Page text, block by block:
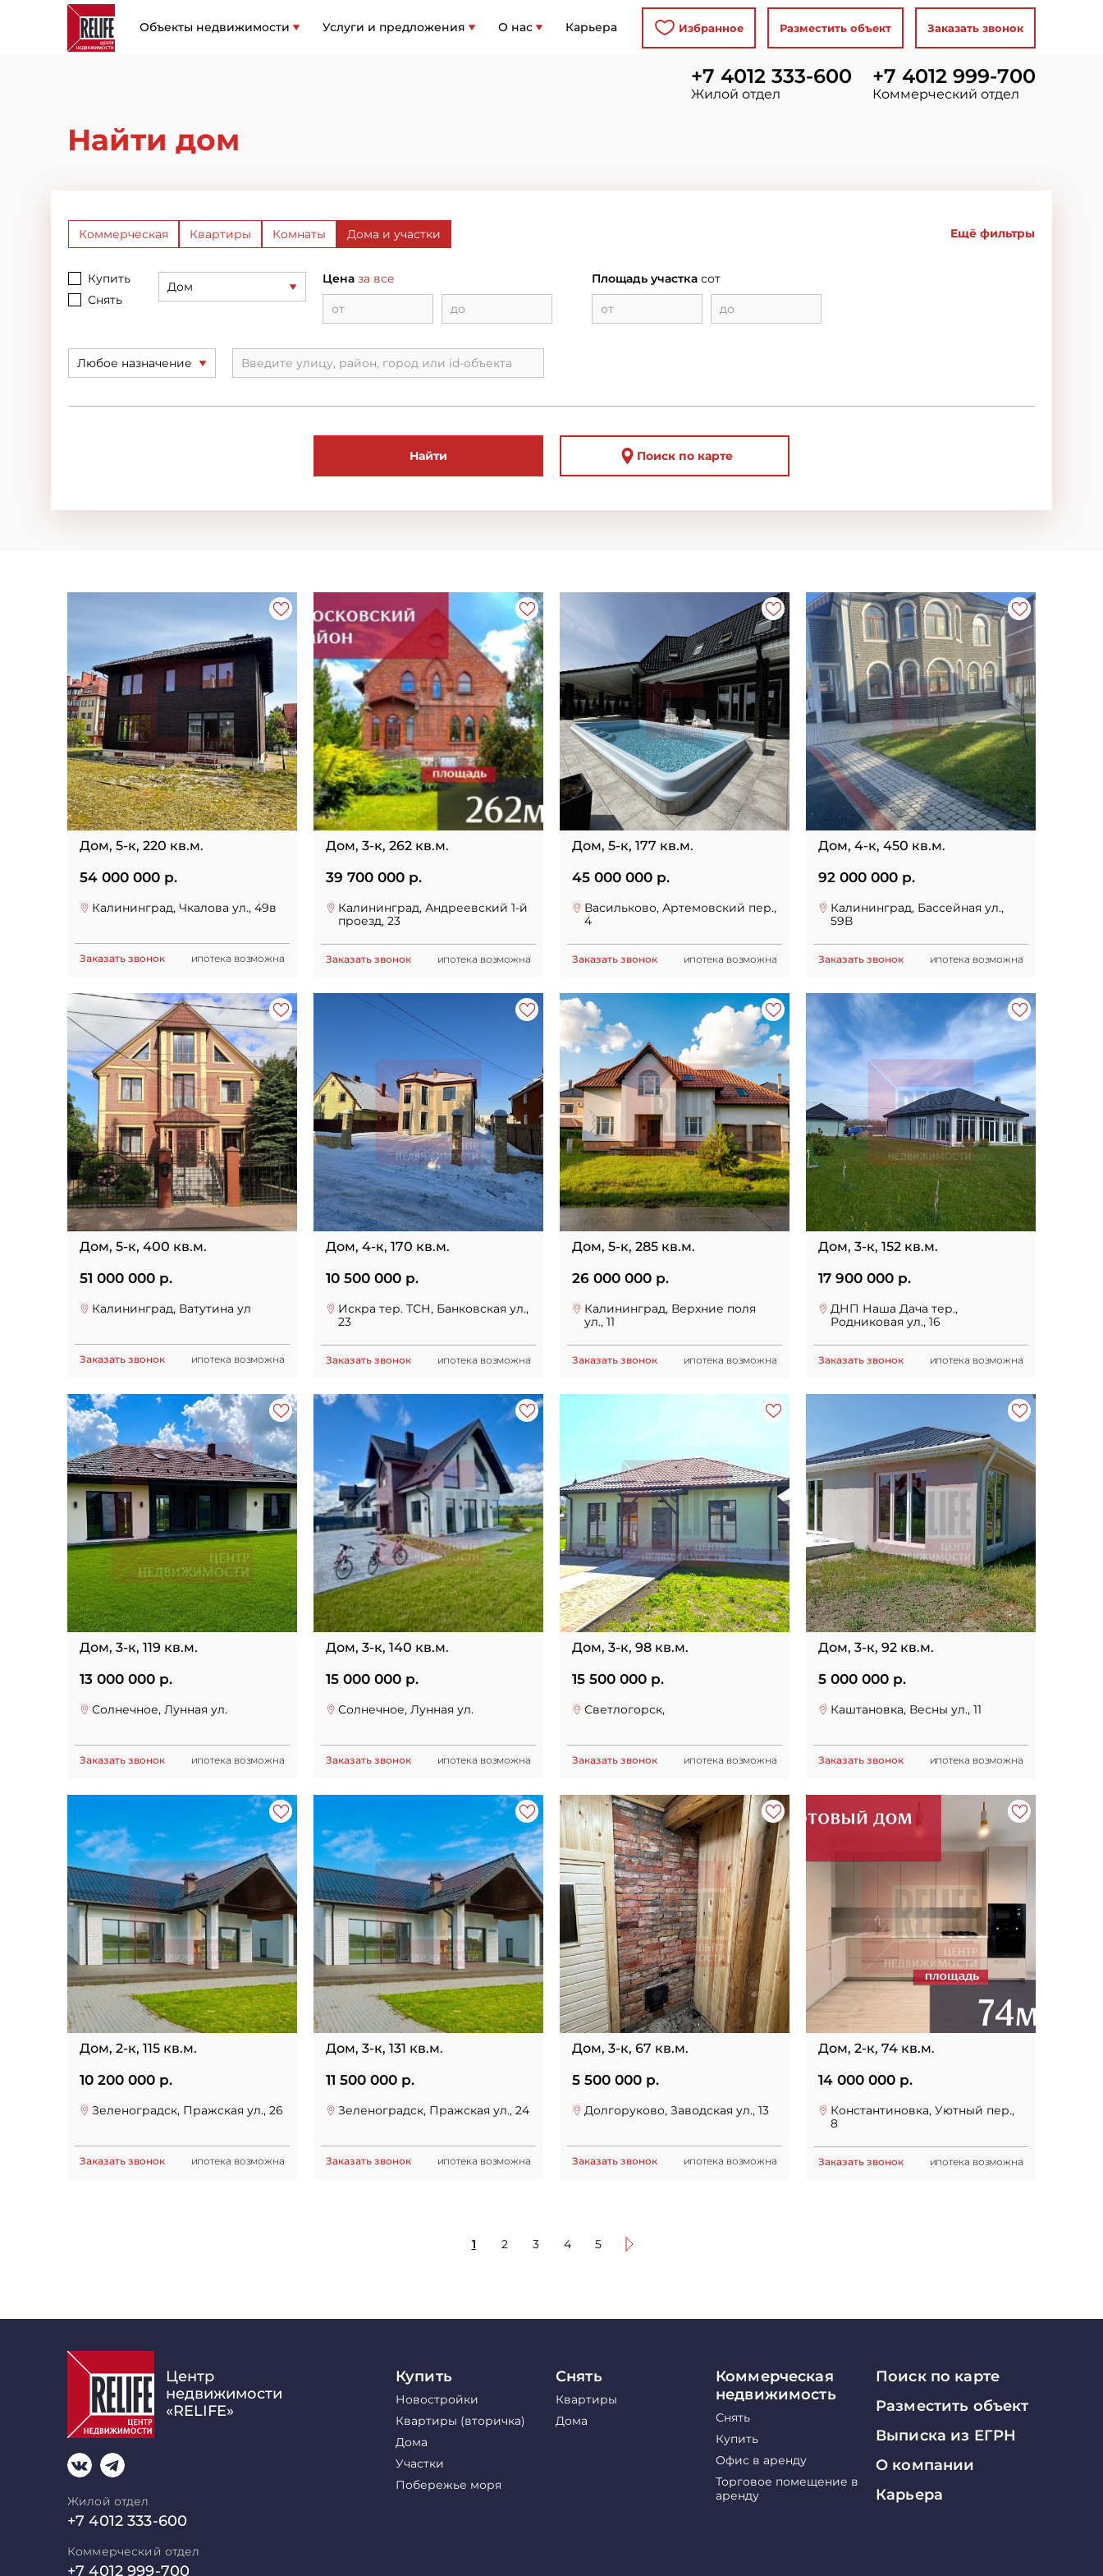
Объекты недвижимости Услуги и предложения О нас Карьера Избранное Разместить объект Заказать звонок
+7 4012 333-600
Жилой отдел
+7 4012 999-700
Коммерческий отдел
Найти дом
Коммерческая Квартиры Комнаты Дома и участки Ещё фильтры
Купить
Снять
Дом
Цена за все Площадь участка сот
Любое назначение
Найти Поиск по карте
Дом, 5-к, 220 кв.м.
54 000 000 р.
Калининград, Чкалова ул., 49в
Заказать звонок ипотека возможна
Дом, 3-к, 262 кв.м.
39 700 000 р.
Калининград, Андреевский 1-й
проезд, 23
Заказать звонок ипотека возможна
Дом, 5-к, 177 кв.м.
45 000 000 р.
Васильково, Артемовский пер.,
4
Заказать звонок ипотека возможна
Дом, 4-к, 450 кв.м.
92 000 000 р.
Калининград, Бассейная ул.,
59В
Заказать звонок ипотека возможна
Дом, 5-к, 400 кв.м.
51 000 000 р.
Калининград, Ватутина ул
Заказать звонок ипотека возможна
Дом, 4-к, 170 кв.м.
10 500 000 р.
Искра тер. ТСН, Банковская ул.,
23
Заказать звонок ипотека возможна
Дом, 5-к, 285 кв.м.
26 000 000 р.
Калининград, Верхние поля
ул., 11
Заказать звонок ипотека возможна
Дом, 3-к, 152 кв.м.
17 900 000 р.
ДНП Наша Дача тер.,
Родниковая ул., 16
Заказать звонок ипотека возможна
Дом, 3-к, 119 кв.м.
13 000 000 р.
Солнечное, Лунная ул.
Заказать звонок ипотека возможна
Дом, 3-к, 140 кв.м.
15 000 000 р.
Солнечное, Лунная ул.
Заказать звонок ипотека возможна
Дом, 3-к, 98 кв.м.
15 500 000 р.
Светлогорск,
Заказать звонок ипотека возможна
Дом, 3-к, 92 кв.м.
5 000 000 р.
Каштановка, Весны ул., 11
Заказать звонок ипотека возможна
Дом, 2-к, 115 кв.м.
10 200 000 р.
Зеленоградск, Пражская ул., 26
Заказать звонок ипотека возможна
Дом, 3-к, 131 кв.м.
11 500 000 р.
Зеленоградск, Пражская ул., 24
Заказать звонок ипотека возможна
Дом, 3-к, 67 кв.м.
5 500 000 р.
Долгоруково, Заводская ул., 13
Заказать звонок ипотека возможна
Дом, 2-к, 74 кв.м.
14 000 000 р.
Константиновка, Уютный пер.,
8
Заказать звонок ипотека возможна
1 2 3 4 5
Центр
недвижимости
«RELIFE»
Жилой отдел
+7 4012 333-600
Коммерческий отдел
+7 4012 999-700
Купить
Новостройки
Квартиры (вторичка)
Дома
Участки
Побережье моря
Снять
Квартиры
Дома
Коммерческая
недвижимость
Снять
Купить
Офис в аренду
Торговое помещение в
аренду
Поиск по карте
Разместить объект
Выписка из ЕГРН
О компании
Карьера